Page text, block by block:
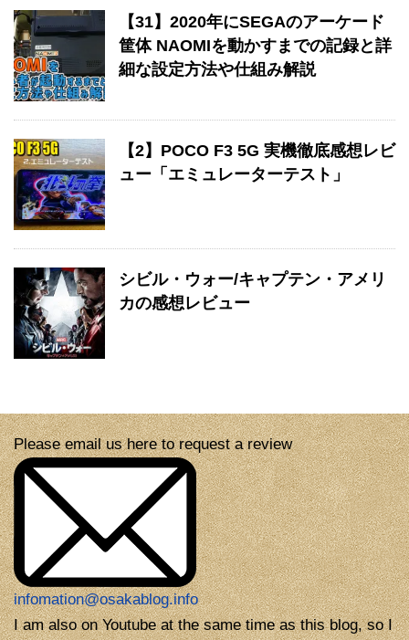
【31】2020年にSEGAのアーケード
筐体 NAOMIを動かすまでの記録と詳
細な設定方法や仕組み解説
【2】POCO F3 5G 実機徹底感想レビ
ュー「エミュレーターテスト」
シビル・ウォー/キャプテン・アメリ
カの感想レビュー
Please email us here to request a review
infomation@osakablog.info
I am also on Youtube at the same time as this blog, so I